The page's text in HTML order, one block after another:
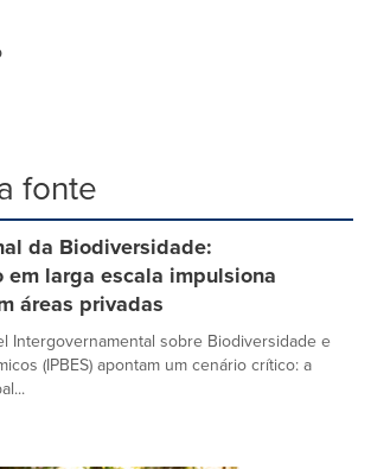
fonte
da Biodiversidade:
em larga escala impulsiona
áreas privadas
Intergovernamental sobre Biodiversidade e
(IPBES) apontam um cenário crítico: a